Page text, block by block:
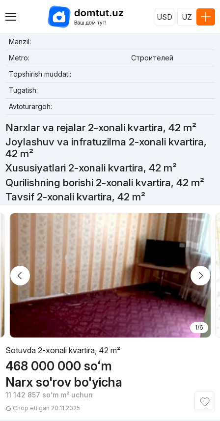
USD UZ
Manzil:
Metro:
Строителей
Topshirish muddati:
Tugatish:
Avtoturargoh:
Narxlar va rejalar 2-xonali kvartira, 42 m²
Joylashuv va infratuzilma 2-xonali kvartira,
42 m²
Xususiyatlari 2-xonali kvartira, 42 m²
Qurilishning borishi 2-xonali kvartira, 42 m²
Tavsif 2-xonali kvartira, 42 m²
1/6
Sotuvda 2-xonali kvartira, 42 m²
468 000 000 soʻm
Narx so'rov bo'yicha
11 142 857 soʻmm² uchun
Chop etilgan 20.11.2025